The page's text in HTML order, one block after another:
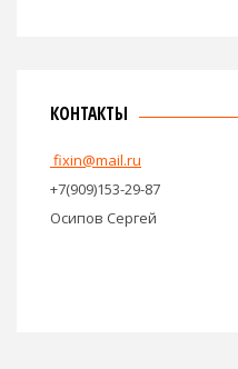
КОНТАКТЫ
fixin@mail.ru
+7(909)153-29-87
Осипов Сергей